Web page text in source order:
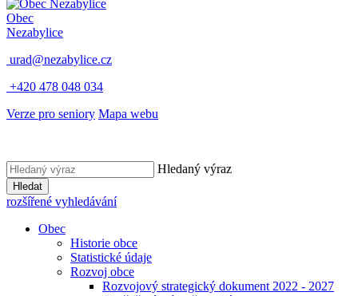
Obec
Nezabylice
urad@nezabylice.cz
+420 478 048 034
Verze pro seniory Mapa webu
Hledaný výraz
Hledat
rozšířené vyhledávání
Obec
Historie obce
Statistické údaje
Rozvoj obce
Rozvojový strategický dokument 2022 - 2027